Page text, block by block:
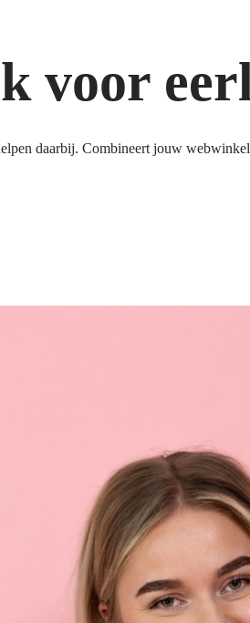
voor
daarbij. Combineert jouw